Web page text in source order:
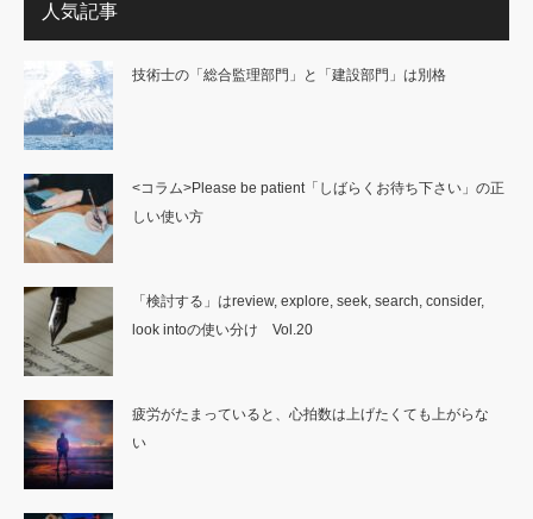
人気記事
技術士の「総合監理部門」と「建設部門」は別格
<コラム>Please be patient「しばらくお待ち下さい」の正
しい使い方
「検討する」はreview, explore, seek, search, consider,
look intoの使い分け Vol.20
疲労がたまっていると、心拍数は上げたくても上がらな
い